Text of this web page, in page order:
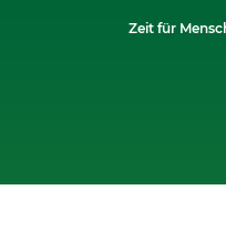
Zeit für